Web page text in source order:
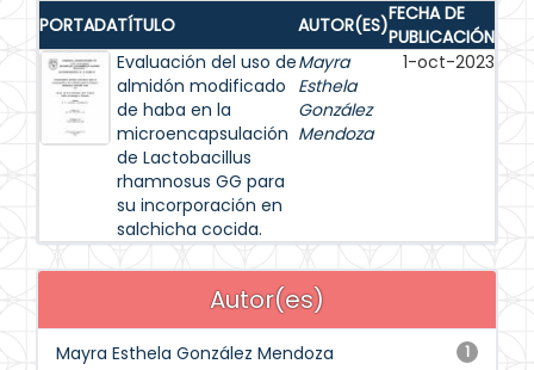
PORTADATÍTULO AUTOR(ES)FECHA DE
PUBLICACIÓN
Evaluación del uso de
almidón modificado
de haba en la
microencapsulación
de Lactobacillus
rhamnosus GG para
su incorporación en
salchicha cocida.
Mayra
Esthela
González
Mendoza
1-oct-2023
Autor(es)
1
Mayra Esthela González Mendoza